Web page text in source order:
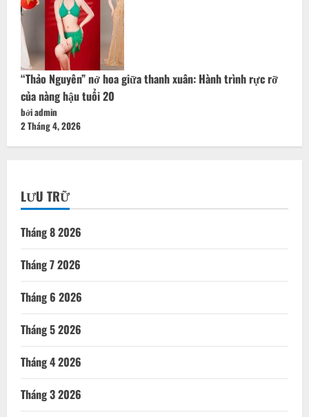
“Thảo Nguyên” nở hoa giữa thanh xuân: Hành trình rực rỡ
của nàng hậu tuổi 20
bởi admin
2 Tháng 4, 2026
LƯU TRỮ
Tháng 8 2026
Tháng 7 2026
Tháng 6 2026
Tháng 5 2026
Tháng 4 2026
Tháng 3 2026